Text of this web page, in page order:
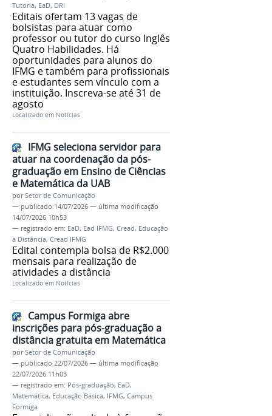
Tutoria, EaD, DRI
Editais ofertam 13 vagas de
bolsistas para atuar como
professor ou tutor do curso Inglês
Quatro Habilidades. Há
oportunidades para alunos do
IFMG e também para profissionais
e estudantes sem vínculo com a
instituição. Inscreva-se até 31 de
agosto
Localizado em Notícias
IFMG seleciona servidor para
atuar na coordenação da pós-
graduação em Ensino de Ciências
e Matemática da UAB
porSetor de Comunicação
— publicado 14/07/2026 — última modificação
14/07/2026 10h53
— registrado em: EaD, Ead IFMG, Cread, Educação
a Distância, Cread IFMG
Edital contempla bolsa de R$2.000
mensais para realização de
atividades a distância
Localizado em Notícias
Campus Formiga abre
inscrições para pós-graduação a
distância gratuita em Matemática
porSetor de Comunicação
— publicado 22/07/2026 — última modificação
22/07/2026 11h03
— registrado em: Pós-graduação, EaD,
Matemática, Educação Básica, IFMG, Campus
Formiga